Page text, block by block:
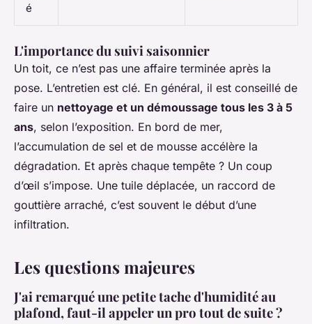
é
L'importance du suivi saisonnier
Un toit, ce n’est pas une affaire terminée après la
pose. L’entretien est clé. En général, il est conseillé de
faire un nettoyage et un démoussage tous les 3 à 5
ans, selon l’exposition. En bord de mer,
l’accumulation de sel et de mousse accélère la
dégradation. Et après chaque tempête ? Un coup
d’œil s’impose. Une tuile déplacée, un raccord de
gouttière arraché, c’est souvent le début d’une
infiltration.
Les questions majeures
J'ai remarqué une petite tache d'humidité au
plafond, faut-il appeler un pro tout de suite ?